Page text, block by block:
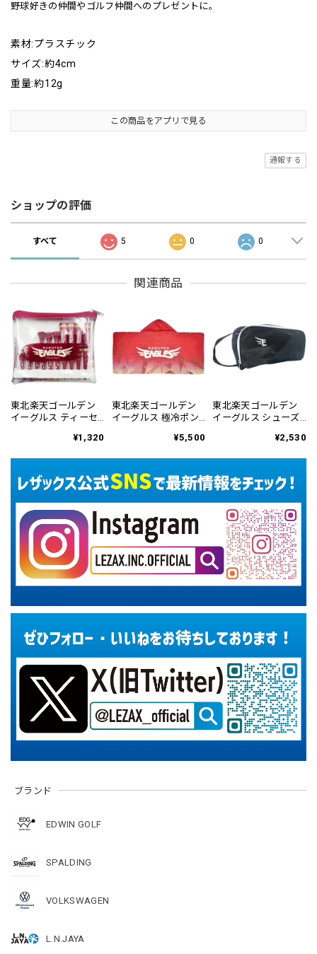
ブランド
EDWIN GOLF
SPALDING
VOLKSWAGEN
L.N.JAYA
野球好きの仲間やゴルフ仲間へのプレゼントに。
素材:プラスチック
サイズ:約4cm
重量:約12g
この商品をアプリで見る
通報する
ショップの評価
すべて 5 0 0
関連商品
東北楽天ゴールデン
イーグルス ティーセ
¥1,320
東北楽天ゴールデン
イーグルス 極冷ポン
¥5,500
東北楽天ゴールデン
イーグルス シューズ
¥2,530